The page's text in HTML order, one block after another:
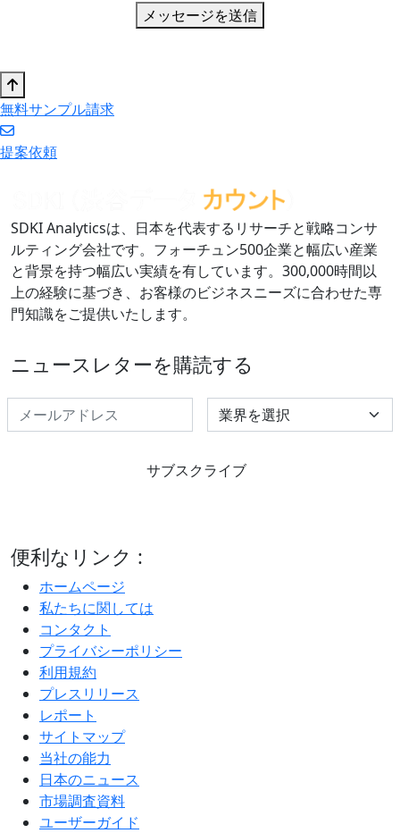
メッセージを送信
無料サンプル請求
提案依頼
SDKI Analyticsは、日本を代表するリサーチと戦略コンサ
ルティング会社です。フォーチュン500企業と幅広い産業
と背景を持つ幅広い実績を有しています。300,000時間以
上の経験に基づき、お客様のビジネスニーズに合わせた専
門知識をご提供いたします。
ニュースレターを購読する
Select Industry
サブスクライブ
便利なリンク :
ホームページ
私たちに関しては
コンタクト
プライバシーポリシー
利用規約
プレスリリース
レポート
サイトマップ
当社の能力
日本のニュース
市場調査資料
ユーザーガイド